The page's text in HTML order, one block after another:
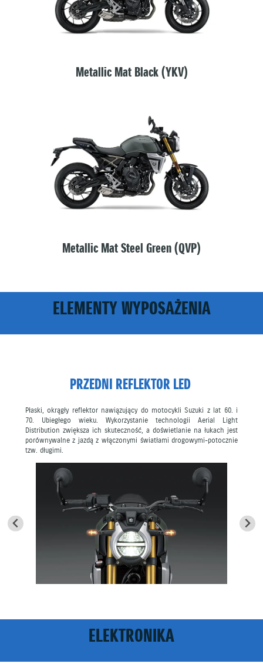
Metallic Mat Black (YKV)
Metallic Mat Steel Green (QVP)
ELEMENTY WYPOSAŻENIA
PRZEDNI REFLEKTOR LED
Płaski, okrągły reflektor nawiązujący do motocykli Suzuki z lat 60. i
70. Ubiegłego wieku. Wykorzystanie technologii Aerial Light
Distribution zwiększa ich skuteczność, a doświetlanie na łukach jest
porównywalne z jazdą z włączonymi światłami drogowymi-potocznie
tzw. długimi.
ELEKTRONIKA